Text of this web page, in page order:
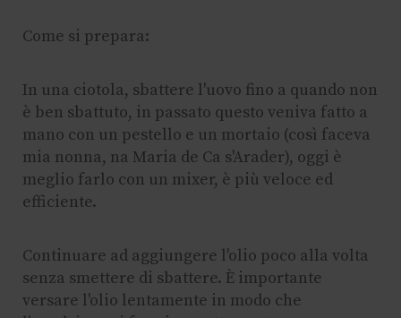
Come si prepara:
In una ciotola, sbattere l'uovo fino a quando non
è ben sbattuto, in passato questo veniva fatto a
mano con un pestello e un mortaio (così faceva
mia nonna, na Maria de Ca s'Arader), oggi è
meglio farlo con un mixer, è più veloce ed
efficiente.
Continuare ad aggiungere l'olio poco alla volta
senza smettere di sbattere. È importante
versare l'olio lentamente in modo che